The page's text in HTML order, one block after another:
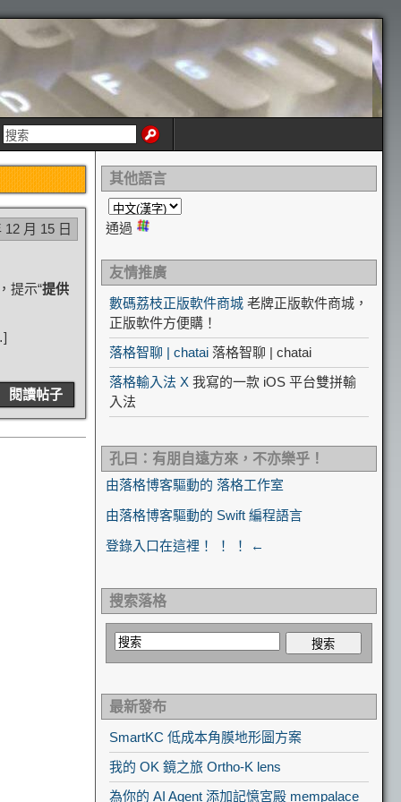
12 月 15 日
提示“提供
閱讀帖子
其他語言
通過
友情推廣
數碼荔枝正版軟件商城 老牌正版軟件商城，
正版軟件方便購！
落格智聊 | chatai 落格智聊 | chatai
落格輸入法 X 我寫的一款 iOS 平台雙拼輸
入法
孔曰：有朋自遠方來，不亦樂乎！
由落格博客驅動的 落格工作室
由落格博客驅動的 Swift 編程語言
登錄入口在這裡！ ！ ！ ←
搜索落格
最新發布
SmartKC 低成本角膜地形圖方案
我的 OK 鏡之旅 Ortho-K lens
為你的 AI Agent 添加記憶宮殿 mempalace